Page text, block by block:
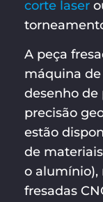
corte laser
A peça
máquina
desenho
precisão
estão
de
o alumínio),
fresadas